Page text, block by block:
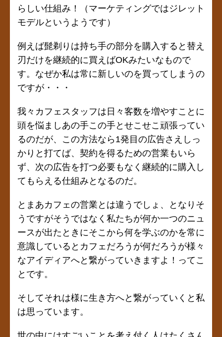
らしい仕組み！（マーケティングではジレット
モデルというようです）
例えば髭剃りは持ち手の部分を購入すると替え
刃だけを継続的に買えばOKみたいなもので
す。なぜか私は常に新しいのを買ってしまうの
ですが・・・
我々カフェスタッフは日々客数を増やすことに
頭を悩ましあの手この手とせこせこ頑張ってい
るのだが、この方法なら1発目の広告さえしっ
かりと打てば、契約を得るための営業もいら
ず、次の広告を打つ必要もなく継続的に購入し
てもらえる仕組みとなるのだ。
とまあカフェの営業とは違うでしょ、となりそ
うですがそうではなく私たちが何か一つのニュ
ースが出たときにそこから何を学ぶのかを常に
意識しているとカフェだろうが何だろうが様々
なアイディアへと繋がっていきますよ！ってこ
とです。
そしてそれは様に生き方へと繋がっていくと私
は思っています。